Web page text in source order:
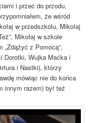
i przeć do przodu,
że wśród
w przedszkolu, Mikołaj
Mikołaj w szkole
„Zdążyć z Pomocą”,
Dorotki, Wujka Maćka i
i Nastki), którzy
mówiąc nie do końca
innym razem) był też